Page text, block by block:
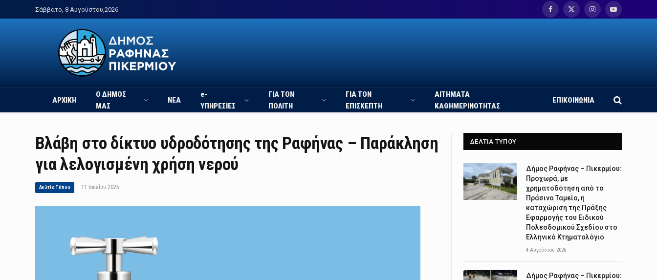
Σάββατο, 8 Αυγούστου,2026
Facebook
X
InstagramYouTube
ΑΡΧΙΚΗ
Ο ΔΗΜΟΣ
ΜΑΣ
ΝΕΑ
e-
ΥΠΗΡΕΣΙΕΣ
ΓΙΑ ΤΟΝ
ΠΟΛΙΤΗ
ΓΙΑ ΤΟΝ
ΕΠΙΣΚΕΠΤΗ
ΑΙΤΗΜΑΤΑ
ΚΑΘΗΜΕΡΙΝΟΤΗΤΑΣ
ΕΠΙΚΟΙΝΩΝΙΑ
Βλάβη στο δίκτυο υδροδότησης της Ραφήνας – Παράκληση
για λελογισμένη χρήση νερού
Δελτία Τύπου 11 Ιουλίου 2025
ΔΕΛΤΙΑ ΤΥΠΟΥ
Δήμος Ραφήνας – Πικερμίου:
Προχωρά, με
χρηματοδότηση από το
Πράσινο Ταμείο, η
καταχώριση της Πράξης
Εφαρμογής του Ειδικού
Πολεοδομικού Σχεδίου στο
Ελληνικό Κτηματολόγιο
4 Αυγούστου 2026
Δήμος Ραφήνας – Πικερμίου: